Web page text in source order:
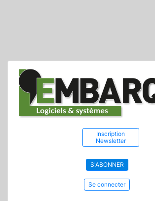
Inscription
Newsletter
S'ABONNER
Se connecter